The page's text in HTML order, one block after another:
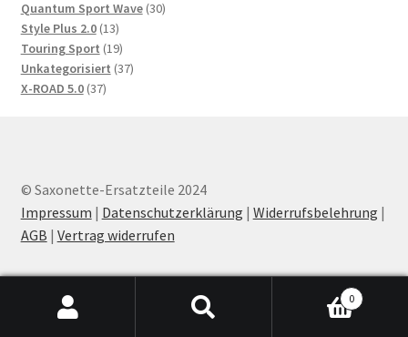
Produkte
Quantum Sport Wave 3030
Style Plus 2.0 1313
Produkte
Touring Sport 1919
Produkte
Unkategorisiert 3737
X-ROAD 5.0 3737
© Saxonette-Ersatzteile 2024
Impressum | Datenschutzerklärung | Widerrufsbelehrung |
AGB | Vertrag widerrufen
Products
0